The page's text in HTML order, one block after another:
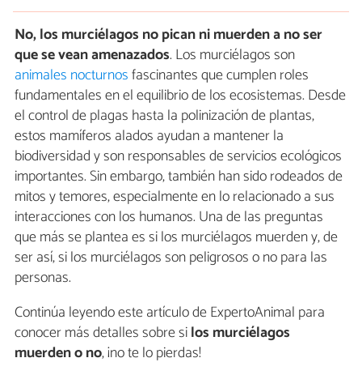
No, los murciélagos no pican ni muerden a no ser
que se vean amenazados. Los murciélagos son
animales nocturnosfascinantes que cumplen roles
fundamentales en el equilibrio de los ecosistemas. Desde
el control de plagas hasta la polinización de plantas,
estos mamíferos alados ayudan a mantener la
biodiversidad y son responsables de servicios ecológicos
importantes. Sin embargo, también han sido rodeados de
mitos y temores, especialmente en lo relacionado a sus
interacciones con los humanos. Una de las preguntas
que más se plantea es si los murciélagos muerden y, de
ser así, si los murciélagos son peligrosos o no para las
personas.
Continúa leyendo este artículo de ExpertoAnimal para
conocer más detalles sobre silos murciélagos
muerden o no, ¡no te lo pierdas!